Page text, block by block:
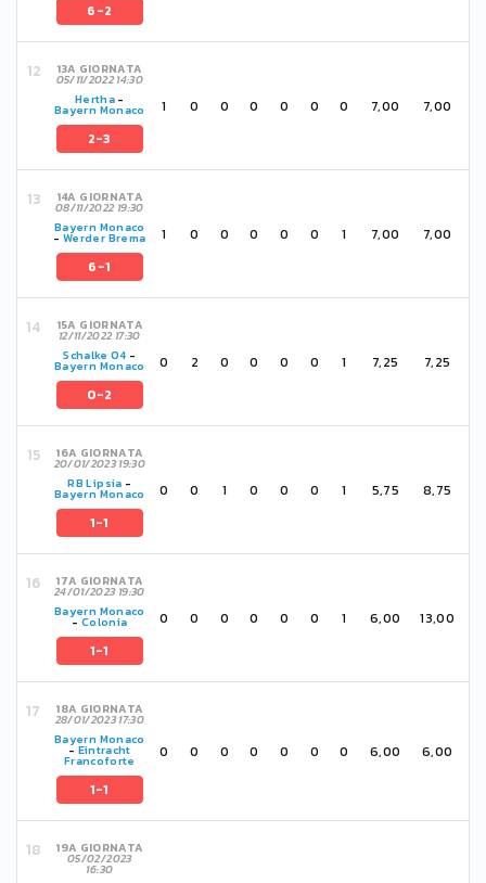
6-2
13A GIORNATA
05/11/2022 14:30
Hertha -
Bayern Monaco
2-3
1 0 0 0 0 0 0 7,00 7,00
14A GIORNATA
08/11/2022 19:30
Bayern Monaco
-Werder Brema
6-1
1 0 0 0 0 0 1 7,00 7,00
15A GIORNATA
12/11/2022 17:30
Schalke 04 -
Bayern Monaco
0-2
0 2 0 0 0 0 1 7,25 7,25
16A GIORNATA
20/01/2023 19:30
RB Lipsia -
Bayern Monaco
1-1
0 0 1 0 0 0 1 5,75 8,75
17A GIORNATA
24/01/2023 19:30
Bayern Monaco
- Colonia
1-1
0 0 0 0 0 0 1 6,00 13,00
18A GIORNATA
28/01/2023 17:30
Bayern Monaco
- Eintracht
Francoforte
1-1
0 0 0 0 0 0 0 6,00 6,00
19A GIORNATA
05/02/2023
16:30